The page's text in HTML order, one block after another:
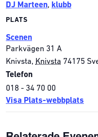
DJ Marteen, klubb
PLATS
Scenen
Parkvägen 31 A
Knivsta, Knivsta 74175
Telefon
018 - 34 70 00
Visa Plats-webbplats